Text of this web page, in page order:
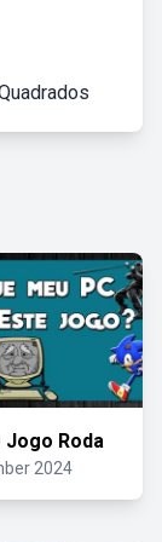
Jogo Roda
2024